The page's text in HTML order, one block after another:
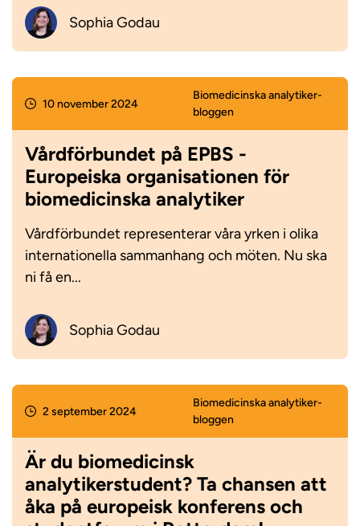
Sophia Godau
10 november 2024
Biomedicinska analytiker­
bloggen
Vårdförbundet på EPBS -
Europeiska organisationen för
biomedicinska analytiker
Vårdförbundet representerar våra yrken i olika
internationella sammanhang och möten. Nu ska
ni få en...
Sophia Godau
2 september 2024
Biomedicinska analytiker­
bloggen
Är du biomedicinsk
analytikerstudent? Ta chansen att
åka på europeisk konferens och